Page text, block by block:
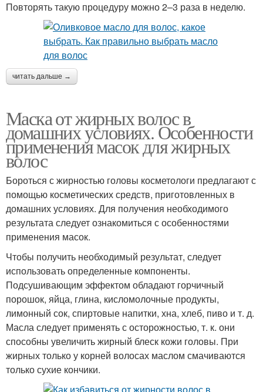
Повторять такую процедуру можно 2–3 раза в неделю.
читать дальше →
Маска от жирных волос в
домашних условиях. Особенности
применения масок для жирных
волос
Бороться с жирностью головы косметологи предлагают с
помощью косметических средств, приготовленных в
домашних условиях. Для получения необходимого
результата следует ознакомиться с особенностями
применения масок.
Чтобы получить необходимый результат, следует
использовать определенные компоненты.
Подсушивающим эффектом обладают горчичный
порошок, яйца, глина, кисломолочные продукты,
лимонный сок, спиртовые напитки, хна, хлеб, пиво и т. д.
Масла следует применять с осторожностью, т. к. они
способны увеличить жирный блеск кожи головы. При
жирных только у корней волосах маслом смачиваются
только сухие кончики.